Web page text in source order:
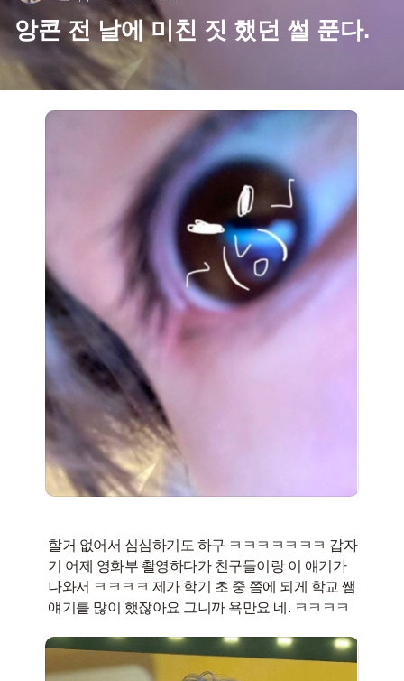
앙콘 전 날에 미친 짓 했던 썰 푼다.
할거 없어서 심심하기도 하구 ㅋㅋㅋㅋㅋㅋㅋ 갑자
기 어제 영화부 촬영하다가 친구들이랑 이 얘기가
나와서 ㅋㅋㅋㅋ 제가 학기 초 중 쯤에 되게 학교 쌤